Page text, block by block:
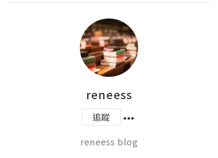
reneess
追蹤
reneess blog